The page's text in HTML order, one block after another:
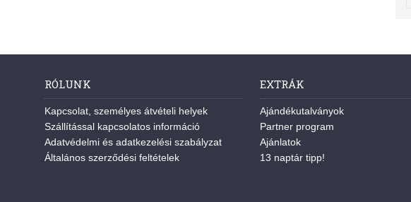
RÓLUNK
Kapcsolat, személyes átvételi helyek
Szállítással kapcsolatos információ
Adatvédelmi és adatkezelési szabályzat
Általános szerződési feltételek
EXTRÁK
Ajándékutalványok
Partner program
Ajánlatok
13 naptár tipp!